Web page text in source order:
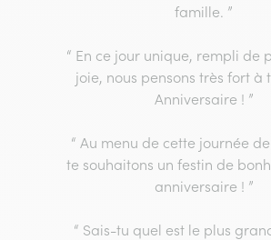
famille. ”
“ En ce jour unique, rempli de
joie, nous pensons très fort à
Anniversaire ! ”
“ Au menu de cette journée
te souhaitons un festin de
anniversaire ! ”
“ Sais-tu quel est le plus